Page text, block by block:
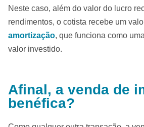
Neste caso, além do valor do lucro
rendimentos, o cotista recebe um
amortização, que funciona como
valor investido.
Afinal, a venda de
benéfica?